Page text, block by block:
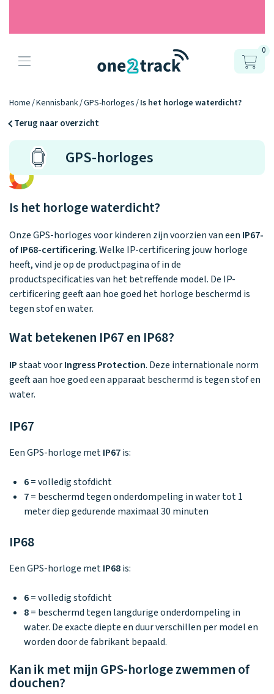
9.2
Producten
Onze gps
Connect
YOU
ConnectConnect
vergelijken
Tweedekans
horloges
Ontdek alle
Accessoires
Opladers
Ontdek alle
Personaliseer
je bandje!
Kies je eigen
kleur, naam en
helemaal van
Hoe werkt
het?
Ontdek hoe
het werkt
Zo werken het
en de
samen.
Datakosten
Waarom one2track
Care
App updates
Blogs
Ons verhaal
Recensies
Werken bij
0
Home Kennisbank GPS-horloges Is het horloge waterdicht?
Terug naar overzicht
GPS-horloges
Is het horloge waterdicht?
Onze GPS-horloges voor kinderen zijn voorzien van een IP67-
of IP68-certificering. Welke IP-certificering jouw horloge
heeft, vind je op de productpagina of in de
productspecificaties van het betreffende model. De IP-
certificering geeft aan hoe goed het horloge beschermd is
tegen stof en water.
Wat betekenen IP67 en IP68?
IPstaat voorIngress Protection. Deze internationale norm
geeft aan hoe goed een apparaat beschermd is tegen stof en
water.
IP67
Een GPS-horloge metIP67is:
6= volledig stofdicht
7= beschermd tegen onderdompeling in water tot 1
meter diep gedurende maximaal 30 minuten
IP68
Een GPS-horloge metIP68is:
6= volledig stofdicht
8= beschermd tegen langdurige onderdompeling in
water. De exacte diepte en duur verschillen per model en
worden door de fabrikant bepaald.
Kan ik met mijn GPS-horloge zwemmen of
douchen?